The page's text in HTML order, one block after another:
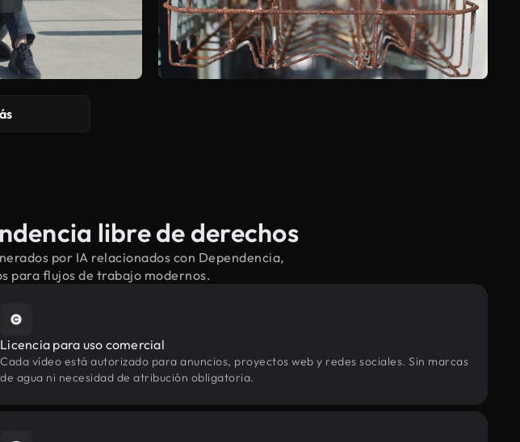
libre de derechos
por IA relacionados con Dependencia,
para flujos de trabajo modernos.
Licencia para uso comercial
Cada vídeo está autorizado para anuncios, proyectos web y redes sociales. Sin marcas
de agua ni necesidad de atribución obligatoria.